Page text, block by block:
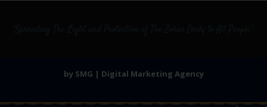
by SMG | Digital Marketing Agency